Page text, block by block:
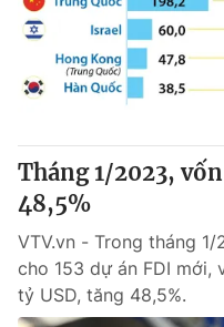
® Cấm sao chép dưới mọi
thuận bằng văn bản. Ghi rõ
thông tin từ website này.
Tháng 1/2023,
48,5%
VTV.vn - Trong tháng
cho 153 dự án FDI mới,
tỷ USD, tăng 48,5%.